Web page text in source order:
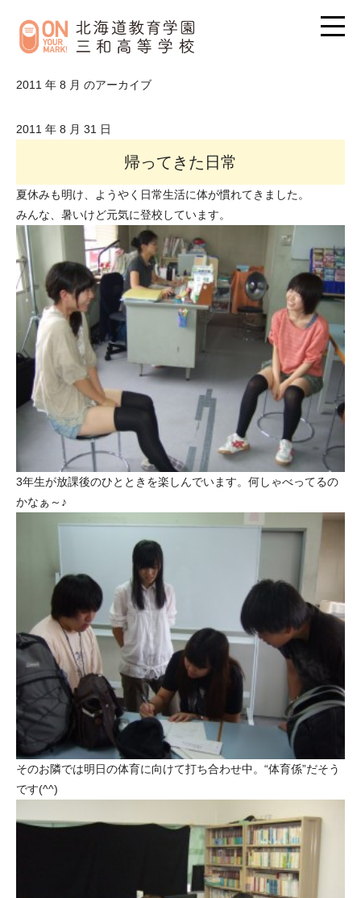
2011 年 8 月 のアーカイブ
2011 年 8 月 31 日
帰ってきた日常
夏休みも明け、ようやく日常生活に体が慣れてきました。
みんな、暑いけど元気に登校しています。
3年生が放課後のひとときを楽しんでいます。何しゃべってるの
かなぁ～♪
そのお隣では明日の体育に向けて打ち合わせ中。“体育係”だそう
です(^^)